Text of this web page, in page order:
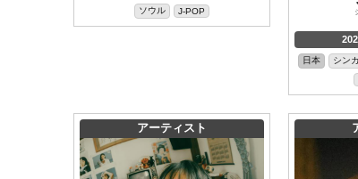
ソウル
J-POP
日本 シン
アーティスト